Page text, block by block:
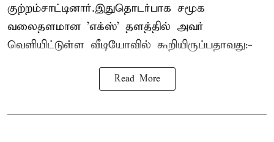
குற்றம்சாட்டினார்.இதுதொடர்பாக சமூக
வலைதளமான 'எக்ஸ்' தளத்தில் அவர்
வெளியிட்டுள்ள வீடியோவில் கூறியிருப்பதாவது:-
Read More